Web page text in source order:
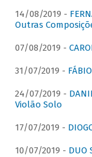
14/08/2019 -
Outras
07/08/2019 -
31/07/2019 -
24/07/2019 -
Violão Solo
17/07/2019 -
10/07/2019 - DUO